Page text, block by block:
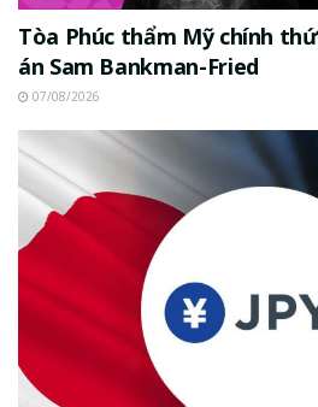
Tòa Phúc thẩm Mỹ chính
án Sam Bankman-Fried
07/08/2026